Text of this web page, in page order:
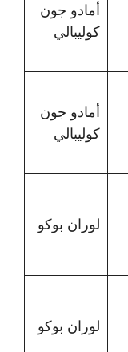
أمادو جون
كوليبالي
أمادو جون
كوليبالي
لوران بوكو
لوران بوكو